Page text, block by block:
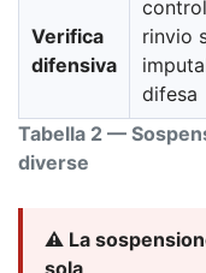
Tabella 2 —
diverse
Verifica
difensiva
rinvio
difesa
⚠️ La
sola